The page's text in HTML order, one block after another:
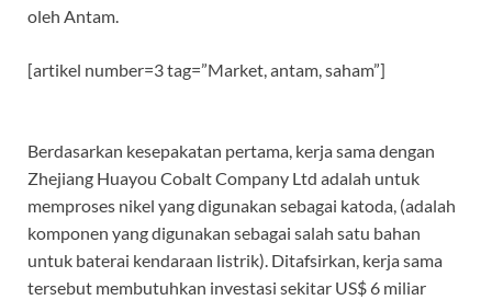
oleh Antam.
[artikel number=3 tag=”Market, antam, saham”]
Berdasarkan kesepakatan pertama, kerja sama dengan
Zhejiang Huayou Cobalt Company Ltd adalah untuk
memproses nikel yang digunakan sebagai katoda, (adalah
komponen yang digunakan sebagai salah satu bahan
untuk baterai kendaraan listrik). Ditafsirkan, kerja sama
tersebut membutuhkan investasi sekitar US$ 6 miliar